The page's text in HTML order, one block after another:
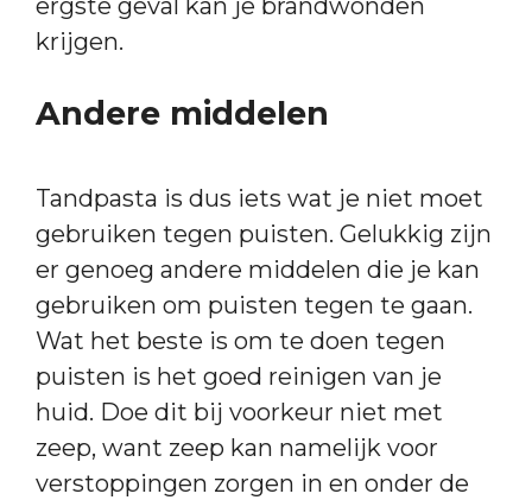
krijgen.
Andere middelen
Tandpasta is dus iets wat je niet moet
gebruiken tegen puisten. Gelukkig zijn
er genoeg andere middelen die je kan
gebruiken om puisten tegen te gaan.
Wat het beste is om te doen tegen
puisten is het goed reinigen van je
huid. Doe dit bij voorkeur niet met
zeep, want zeep kan namelijk voor
verstoppingen zorgen in en onder de